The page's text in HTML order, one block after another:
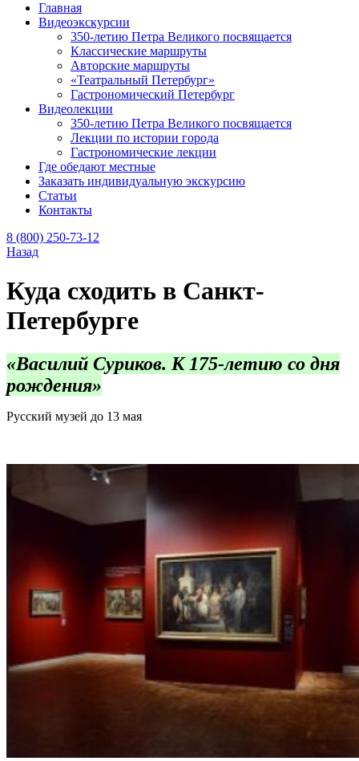
Главная
Видеоэкскурсии
350-летию Петра Великого посвящается
Классические маршруты
Авторские маршруты
«Театральный Петербург»
Гастрономический Петербург
Видеолекции
350-летию Петра Великого посвящается
Лекции по истории города
Гастрономические лекции
Где обедают местные
Заказать индивидуальную экскурсию
Статьи
Контакты
8 (800) 250-73-12
Назад
Куда сходить в Санкт-
Петербурге
«Василий Суриков. К 175-летию со дня
рождения»
Русский музей до 13 мая